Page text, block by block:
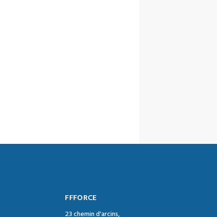
FFFORCE
23 chemin d'arcins,